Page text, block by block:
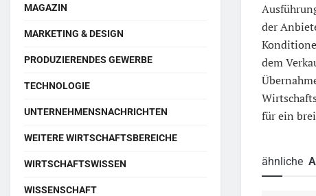
der
dem
für ein
ähnliche
MAGAZIN
MARKETING & DESIGN
PRODUZIERENDES GEWERBE
TECHNOLOGIE
UNTERNEHMENSNACHRICHTEN
WEITERE WIRTSCHAFTSBEREICHE
WIRTSCHAFTSWISSEN
WISSENSCHAFT